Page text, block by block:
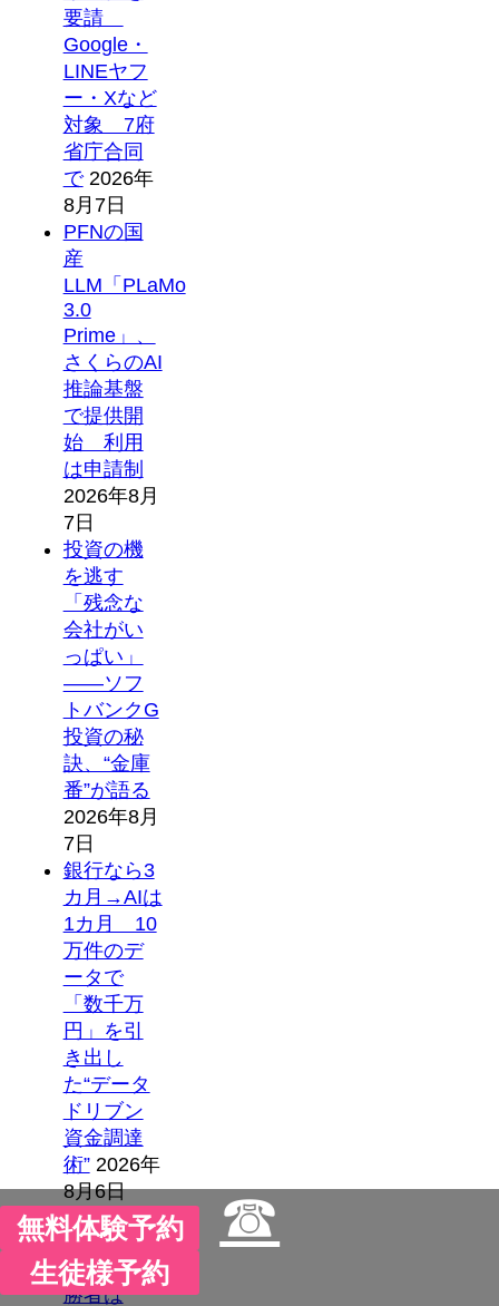
要請
Google・
LINEヤフ
ー・Xなど
対象 7府
省庁合同
で 2026年
8月7日
PFNの国
産
LLM「PLaMo
3.0
Prime」、
さくらのAI
推論基盤
で提供開
始 利用
は申請制
2026年8月
7日
投資の機
を逃す
「残念な
会社がい
っぱい」
――ソフ
トバンクG
投資の秘
訣、“金庫
番”が語る
2026年8月
7日
銀行なら3
カ月→AIは
1カ月 10
万件のデ
ータで
「数千万
円」を引
き出し
た“データ
ドリブン
資金調達
術” 2026年
8月6日
「GPT-5.6
vs. Claude
Fable 5」
勝者は
無料体験予約 ☎
生徒様予約